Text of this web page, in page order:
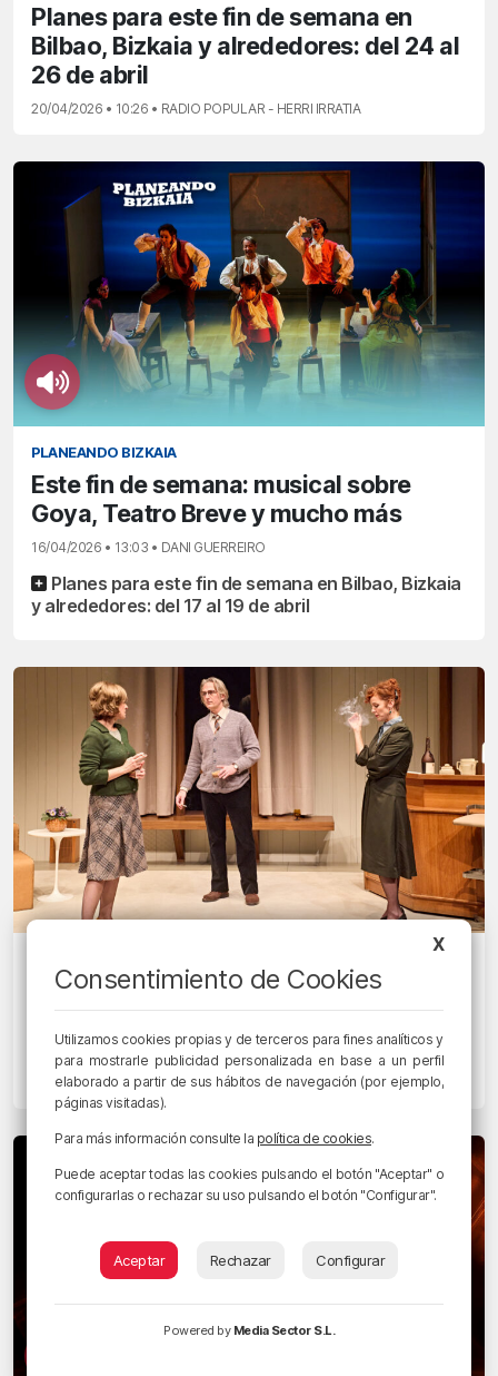
Planes para este fin de semana en
Bilbao, Bizkaia y alrededores: del 24 al
26 de abril
20/04/2026 • 10:26 • RADIO POPULAR - HERRI IRRATIA
PLANEANDO BIZKAIA
Este fin de semana: musical sobre
Goya, Teatro Breve y mucho más
16/04/2026 • 13:03 • DANI GUERREIRO
Planes para este fin de semana en Bilbao, Bizkaia
y alrededores: del 17 al 19 de abril
Planes para este fin de semana en
Bilbao, Bizkaia y alrededores: del 17 al
19 de abril
13/04/2026 • 11:13 • RADIO POPULAR - HERRI IRRATIA
X
Consentimiento de Cookies
Utilizamos cookies propias y de terceros para fines analíticos y
para mostrarle publicidad personalizada en base a un perfil
elaborado a partir de sus hábitos de navegación (por ejemplo,
páginas visitadas).
Para más información consulte la política de cookies.
Puede aceptar todas las cookies pulsando el botón "Aceptar" o
configurarlas o rechazar su uso pulsando el botón "Configurar".
Aceptar Rechazar Configurar
Powered by Media Sector S.L.